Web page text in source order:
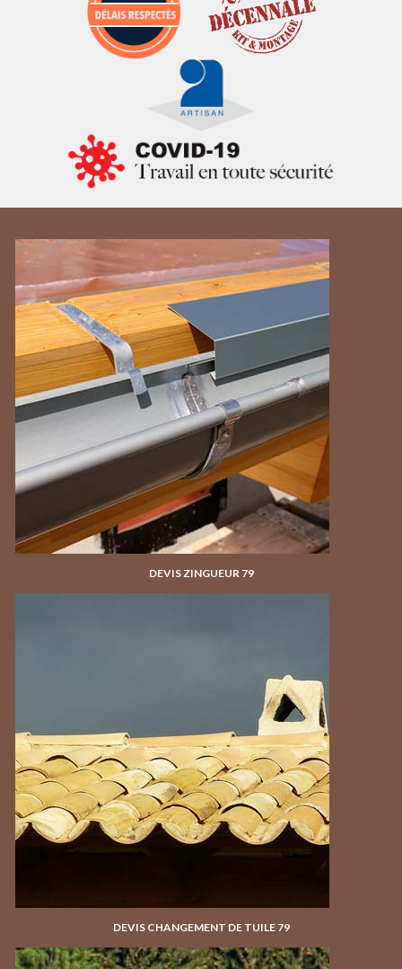
DEVIS ZINGUEUR 79
DEVIS CHANGEMENT DE TUILE 79